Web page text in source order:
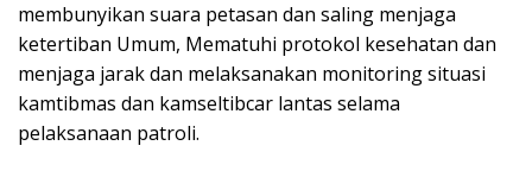
membunyikan suara petasan dan saling menjaga
ketertiban Umum, Mematuhi protokol kesehatan dan
menjaga jarak dan melaksanakan monitoring situasi
kamtibmas dan kamseltibcar lantas selama
pelaksanaan patroli.